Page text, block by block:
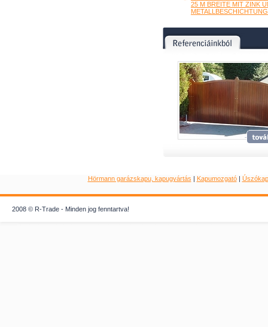
25 M BREITE MIT ZINK
METALLBESCHICHTUNG
Hörmann garázskapu, kapugyártás | Kapumozgató|
2008 © R-Trade - Minden jog fenntartva!